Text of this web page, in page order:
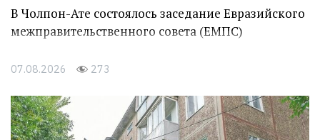
В Чолпон-Ате состоялось заседание Евразийского
межправительственного совета (ЕМПС)
07.08.2026 273